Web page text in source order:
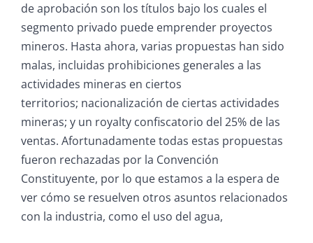
de aprobación son los títulos bajo los cuales el
segmento privado puede emprender proyectos
mineros. Hasta ahora, varias propuestas han sido
malas, incluidas prohibiciones generales a las
actividades mineras en ciertos
territorios; nacionalización de ciertas actividades
mineras; y un royalty confiscatorio del 25% de las
ventas. Afortunadamente todas estas propuestas
fueron rechazadas por la Convención
Constituyente, por lo que estamos a la espera de
ver cómo se resuelven otros asuntos relacionados
con la industria, como el uso del agua,